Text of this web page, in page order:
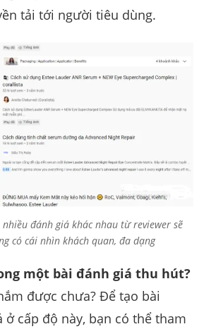
tải tới người tiêu dùng.
nhiều đánh giá khác nhau từ reviewer sẽ
có cái nhìn khách quan, đa dạng
một bài đánh giá thu hút?
được chưa? Để tạo bài
ở cấp độ này, bạn có thể tham